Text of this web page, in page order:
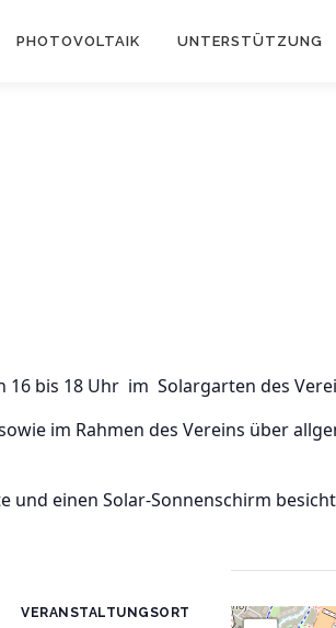
PHOTOVOLTAIK UNTERSTÜTZUNG
bis 18 Uhr im Solargarten des
im Rahmen des Vereins über
einen Solar-Sonnenschirm
VERANSTALTUNGSORT